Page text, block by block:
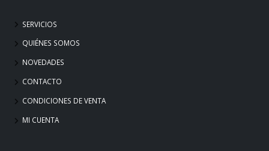
SERVICIOS
QUIÉNES SOMOS
NOVEDADES
CONTACTO
CONDICIONES DE VENTA
MI CUENTA